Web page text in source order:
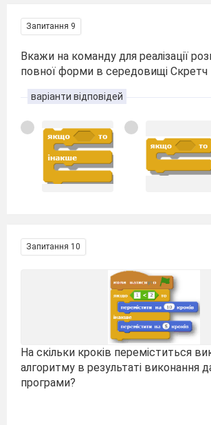
Запитання 9
Вкажи на команду для реалізації
повної форми в середовищі Скретч
варіанти відповідей
Запитання 10
На скільки кроків переміститься
алгоритму в результаті виконання
програми?